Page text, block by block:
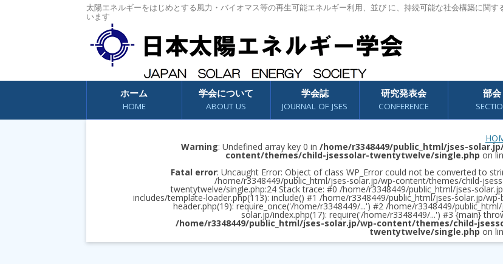
太陽エネルギーをはじめとする風力・バイオマス等の再生可能エネルギー利用、並び に、持続可能な社会構築に関
います
コンテンツへスキップ
ホーム
HOME
学会について
ABOUT US
学会誌
JOURNAL OF JSES
研究発表会
CONFERENCE
部会
Warning: Undefined array key 0 in /home/r3348449/public_html/jses-
content/themes/child-jsessolar-twentytwelve/single.php on
Fatal error: Uncaught Error: Object of class WP_Error could not be converted to
/home/r3348449/public_html/jses-solar.jp/wp-content/themes/child-
twentytwelve/single.php:24 Stack trace: #0 /home/r3348449/public_html/jses-
includes/template-loader.php(113): include() #1 /home/r3348449/public_html/jses-solar.jp/wp-
header.php(19): require_once('/home/r3348449/...') #2 /home/r3348449/
solar.jp/index.php(17): require('/home/r3348449/...') #3 {main}
/home/r3348449/public_html/jses-solar.jp/wp-content/themes/child-
twentytwelve/single.php on